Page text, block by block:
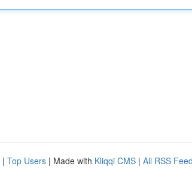
| Top Users | Made with Kliqqi CMS | All RSS